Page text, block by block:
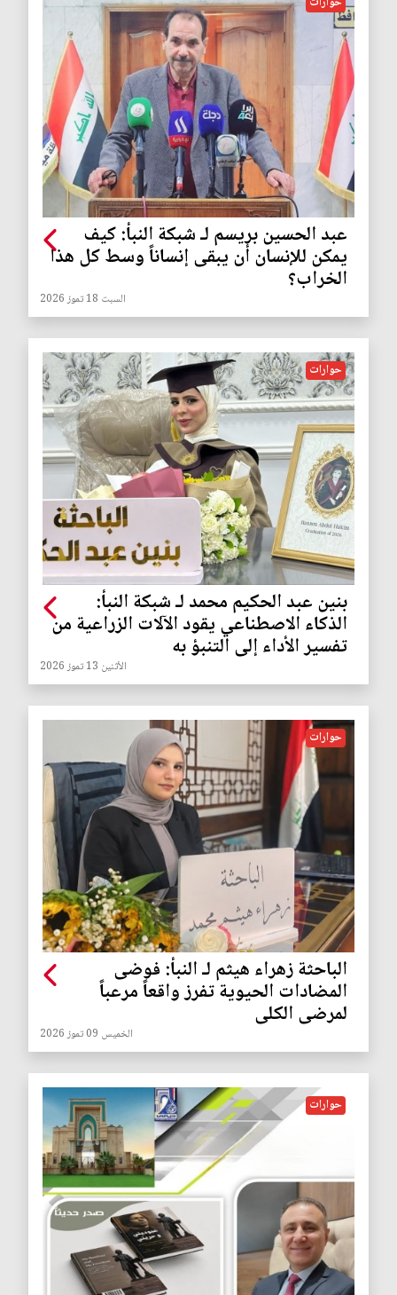
عبد الحسين بريسم لـ شبكة النبأ: كيف
يمكن للإنسان أن يبقى إنساناً وسط كل هذا
الخراب؟
السبت 18 تموز 2026
حوارات
بنين عبد الحكيم محمد لـ شبكة النبأ:
الذكاء الاصطناعي يقود الآلات الزراعية من
تفسير الأداء إلى التنبؤ به
الأثنين 13 تموز 2026
حوارات
الباحثة زهراء هيثم لـ النبأ: فوضى
المضادات الحيوية تفرز واقعاً مرعباً
لمرضى الكلى
الخميس 09 تموز 2026
حوارات